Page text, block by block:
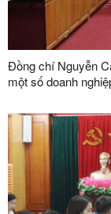
Đồng chí Nguyễn
một số doanh